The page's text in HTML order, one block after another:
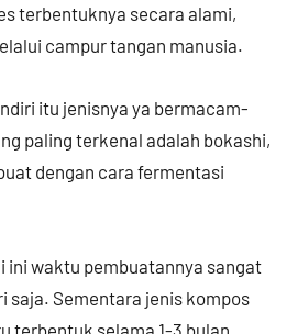
terbentuknya secara alami,
campur tangan manusia.
itu jenisnya ya bermacam-
paling terkenal adalah bokashi,
dengan cara fermentasi
ini waktu pembuatannya sangat
saja. Sementara jenis kompos
terbentuk selama 1-3 bulan.